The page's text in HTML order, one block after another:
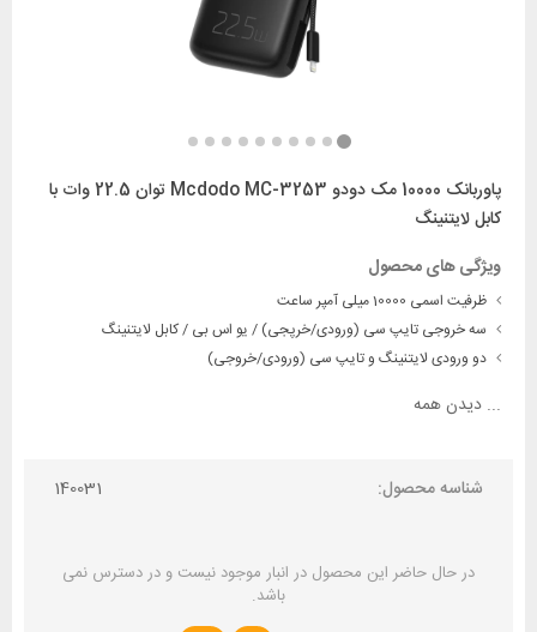
پاوربانک 10000 مک دودو Mcdodo MC-3253 توان 22.5 وات با
کابل لایتنینگ
ویژگی های محصول
ظرفیت اسمی 10000 میلی آمپر ساعت
سه خروجی تایپ سی (ورودی/خرپجی) / یو اس بی / کابل لایتنینگ
دو ورودی لایتنینگ و تایپ سی (ورودی/خروجی)
... دیدن همه
شناسه محصول: 140031
در حال حاضر این محصول در انبار موجود نیست و در دسترس نمی
باشد.